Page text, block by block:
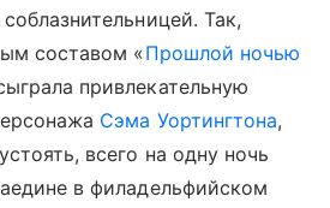
Так,
составом «Прошлой ночью
привлекательную
Сэма Уортингтона,
всего на одну ночь
в филадельфийском